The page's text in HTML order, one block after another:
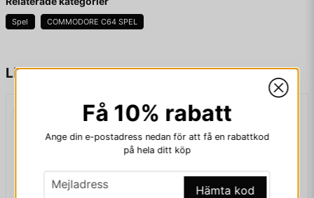
Liknande produkter
Namn
Ja, ni får publicera min fråga
Spel COMMODORE C64 SPEL
Få 10% rabatt
Ange din e-postadress nedan för att få en rabattkod
på hela ditt köp
email
Mejladress Hämta kod